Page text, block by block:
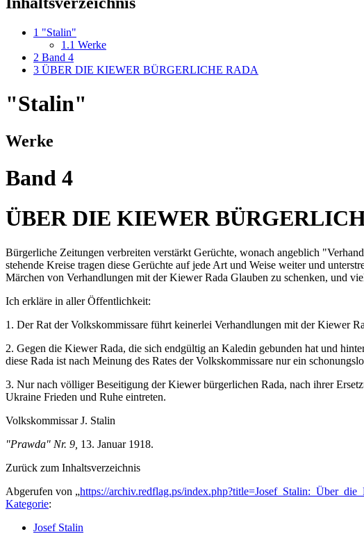
1 "Stalin"
1.1 Werke
2 Band 4
3 ÜBER DIE KIEWER BÜRGERLICHE RADA
"Stalin"
Werke
Band 4
ÜBER DIE KIEWER
Bürgerliche Zeitungen verbreiten verstärkt Gerüchte, wonach angeblich
stehende Kreise tragen diese Gerüchte auf jede Art und Weise weiter und
Märchen von Verhandlungen mit der Kiewer Rada Glauben zu schenken, und
Ich erkläre in aller Öffentlichkeit:
1. Der Rat der Volkskommissare führt keinerlei Verhandlungen mit der Kiewer
2. Gegen die Kiewer Rada, die sich endgültig an Kaledin gebunden hat und
diese Rada ist nach Meinung des Rates der Volkskommissare nur ein
3. Nur nach völliger Beseitigung der Kiewer bürgerlichen Rada, nach ihrer
Ukraine Frieden und Ruhe eintreten.
Volkskommissar J. Stalin
"Prawda" Nr. 9, 13. Januar 1918.
Zurück zum Inhaltsverzeichnis
Abgerufen von „https://archiv.redflag.ps/
Kategorie:
Josef Stalin